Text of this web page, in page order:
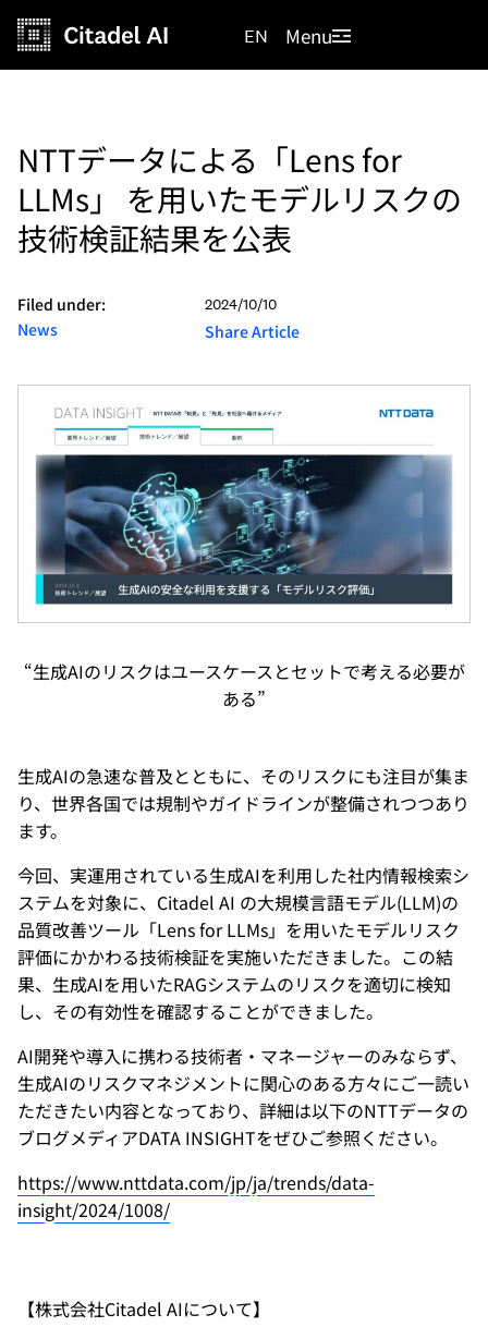
EN Menu
NTTデータによる「Lens for
LLMs」 を用いたモデルリスクの
技術検証結果を公表
Filed under: 2024/10/10
News Share Article
“生成AIのリスクはユースケースとセットで考える必要が
ある”
生成AIの急速な普及とともに、そのリスクにも注目が集ま
り、世界各国では規制やガイドラインが整備されつつあり
ます。
今回、実運用されている生成AIを利用した社内情報検索シ
ステムを対象に、Citadel AI の大規模言語モデル(LLM)の
品質改善ツール「Lens for LLMs」を用いたモデルリスク
評価にかかわる技術検証を実施いただきました。この結
果、生成AIを用いたRAGシステムのリスクを適切に検知
し、その有効性を確認することができました。
AI開発や導入に携わる技術者・マネージャーのみならず、
生成AIのリスクマネジメントに関心のある方々にご一読い
ただきたい内容となっており、詳細は以下のNTTデータの
ブログメディアDATA INSIGHTをぜひご参照ください。
https://www.nttdata.com/jp/ja/trends/data-
insight/2024/1008/
​​【株式会社Citadel AIについて】